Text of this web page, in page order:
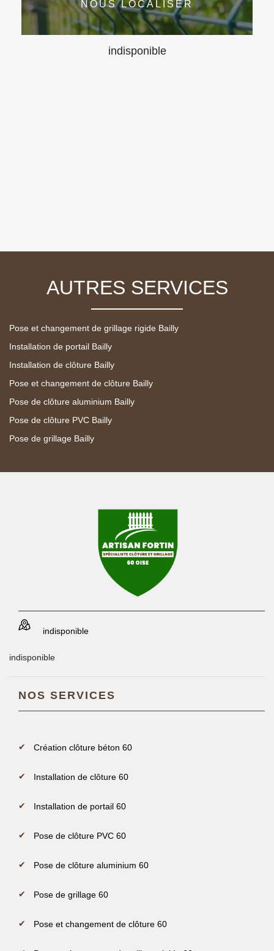
NOUS LOCALISER
indisponible
AUTRES SERVICES
Pose et changement de grillage rigide Bailly
Installation de portail Bailly
Installation de clôture Bailly
Pose et changement de clôture Bailly
Pose de clôture aluminium Bailly
Pose de clôture PVC Bailly
Pose de grillage Bailly
indisponible
indisponible
NOS SERVICES
Création clôture béton 60
Installation de clôture 60
Installation de portail 60
Pose de clôture PVC 60
Pose de clôture aluminium 60
Pose de grillage 60
Pose et changement de clôture 60